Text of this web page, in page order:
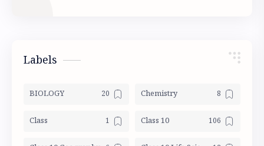
Labels
BIOLOGY Chemistry
Class Class 10